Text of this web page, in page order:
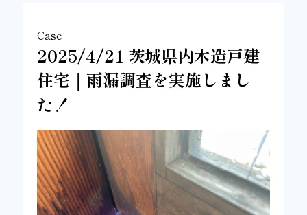
Case
2025/4/21 茨城県内木造戸建
住宅｜雨漏調査を実施しまし
た！